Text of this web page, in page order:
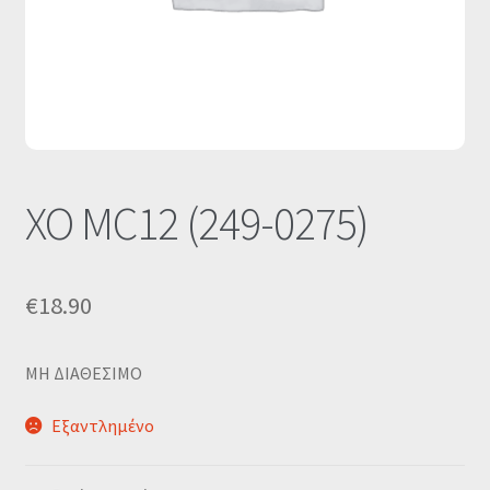
XO MC12 (249-0275)
€18.90
MΗ ΔΙΑΘΕΣΙΜΟ
Εξαντλημένο